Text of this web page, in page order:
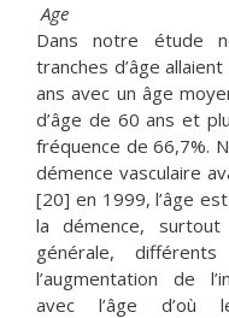
Age
Dans notre étude
tranches d’âge
ans avec un âge
d’âge de 60 ans et
fréquence de 66,7%.
démence vasculaire
[20] en 1999, l’âge
la démence, surtout
générale,
l’augmentation de
avec l’âge d’où